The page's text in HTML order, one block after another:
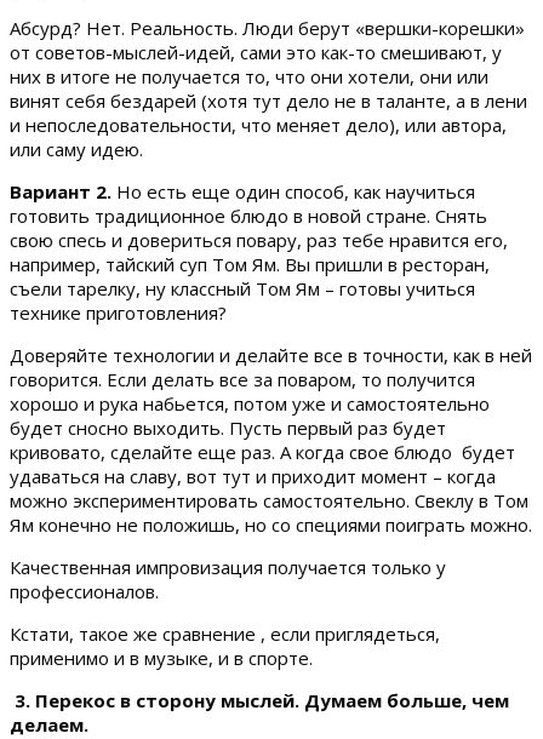
Абсурд? Нет. Реальность. Люди берут «вершки-корешки»
от советов-мыслей-идей, сами это как-то смешивают, у
них в итоге не получается то, что они хотели, они или
винят себя бездарей (хотя тут дело не в таланте, а в лени
и непоследовательности, что меняет дело), или автора,
или саму идею.
Вариант 2. Но есть еще один способ, как научиться
готовить традиционное блюдо в новой стране. Снять
свою спесь и довериться повару, раз тебе нравится его,
например, тайский суп Том Ям. Вы пришли в ресторан,
съели тарелку, ну классный Том Ям – готовы учиться
технике приготовления?
Доверяйте технологии и делайте все в точности, как в ней
говорится. Если делать все за поваром, то получится
хорошо и рука набьется, потом уже и самостоятельно
будет сносно выходить. Пусть первый раз будет
кривовато, сделайте еще раз. А когда свое блюдо будет
удаваться на славу, вот тут и приходит момент – когда
можно экспериментировать самостоятельно. Свеклу в Том
Ям конечно не положишь, но со специями поиграть можно.
Качественная импровизация получается только у
профессионалов.
Кстати, такое же сравнение , если приглядеться,
применимо и в музыке, и в спорте.
3. Перекос в сторону мыслей. Думаем больше, чем
делаем.